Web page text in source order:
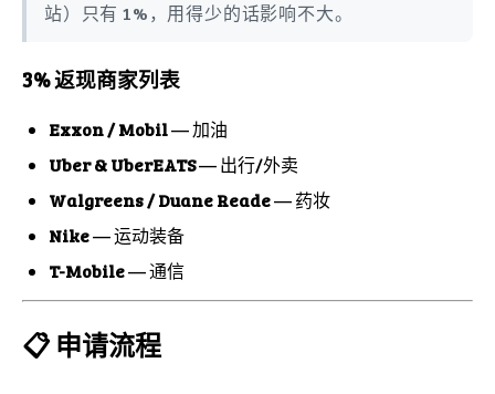
站）只有 1%，用得少的话影响不大。
3% 返现商家列表
Exxon / Mobil— 加油
Uber & UberEATS— 出行/外卖
Walgreens / Duane Reade— 药妆
Nike— 运动装备
T-Mobile— 通信
📋 申请流程